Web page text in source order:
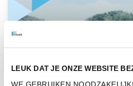
LEUK DAT JE ONZE WEBSITE
WE GEBRUIKEN
ZO DRAGEN
OPINIE